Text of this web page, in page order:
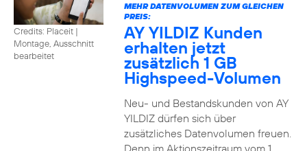
Credits: Placeit |
Montage, Ausschnitt
bearbeitet
MEHR DATENVOLUMEN ZUM GLEICHEN
PREIS:
AY YILDIZ Kunden
erhalten jetzt
zusätzlich 1 GB
Highspeed-Volumen
Neu- und Bestandskunden von AY
YILDIZ dürfen sich über
zusätzliches Datenvolumen freuen.
Denn im Aktionszeitraum vom 1.